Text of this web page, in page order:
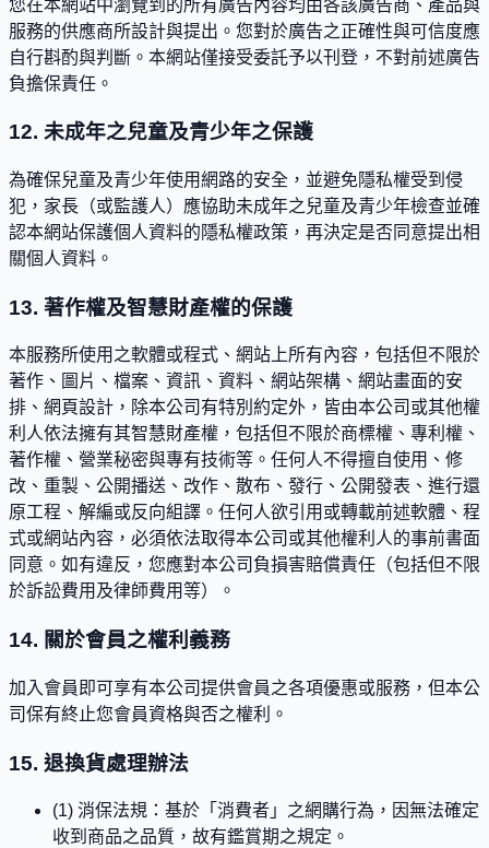
您在本網站中瀏覽到的所有廣告內容均由各該廣告商、產品與
服務的供應商所設計與提出。您對於廣告之正確性與可信度應
自行斟酌與判斷。本網站僅接受委託予以刊登，不對前述廣告
負擔保責任。
12. 未成年之兒童及青少年之保護
為確保兒童及青少年使用網路的安全，並避免隱私權受到侵
犯，家長（或監護人）應協助未成年之兒童及青少年檢查並確
認本網站保護個人資料的隱私權政策，再決定是否同意提出相
關個人資料。
13. 著作權及智慧財產權的保護
本服務所使用之軟體或程式、網站上所有內容，包括但不限於
著作、圖片、檔案、資訊、資料、網站架構、網站畫面的安
排、網頁設計，除本公司有特別約定外，皆由本公司或其他權
利人依法擁有其智慧財產權，包括但不限於商標權、專利權、
著作權、營業秘密與專有技術等。任何人不得擅自使用、修
改、重製、公開播送、改作、散布、發行、公開發表、進行還
原工程、解編或反向組譯。任何人欲引用或轉載前述軟體、程
式或網站內容，必須依法取得本公司或其他權利人的事前書面
同意。如有違反，您應對本公司負損害賠償責任（包括但不限
於訴訟費用及律師費用等）。
14. 關於會員之權利義務
加入會員即可享有本公司提供會員之各項優惠或服務，但本公
司保有終止您會員資格與否之權利。
15. 退換貨處理辦法
(1) 消保法規：基於「消費者」之網購行為，因無法確定
收到商品之品質，故有鑑賞期之規定。